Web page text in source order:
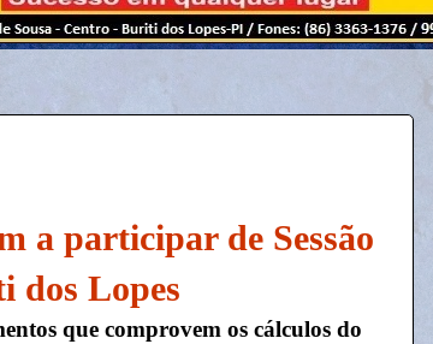
a participar de Sessão
dos Lopes
que comprovem os cálculos do